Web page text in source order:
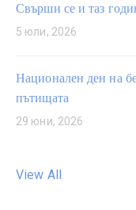
Свърши се и таз
5 юли, 2026
Национален ден на
пътищата
29 юни, 2026
View All